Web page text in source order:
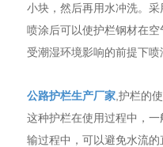
小块，然后再用水冲洗。采
喷涂后可以使护栏钢材在
受潮湿环境影响的前提下喷
公路护栏生产厂家 ,护栏的
这种护栏在使用过程中，
输过程中，可以避免水流